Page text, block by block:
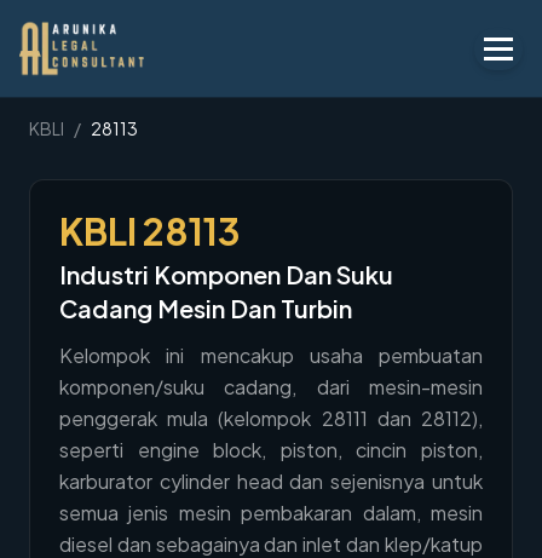
Layanan
Peraturan
KBLI
Tentang
Penawaran
Blog
KBLI / 28113
KBLI 28113
Industri Komponen Dan Suku
Cadang Mesin Dan Turbin
Kelompok ini mencakup usaha pembuatan
komponen/suku cadang, dari mesin-mesin
penggerak mula (kelompok 28111 dan 28112),
seperti engine block, piston, cincin piston,
karburator cylinder head dan sejenisnya untuk
semua jenis mesin pembakaran dalam, mesin
diesel dan sebagainya dan inlet dan klep/katup